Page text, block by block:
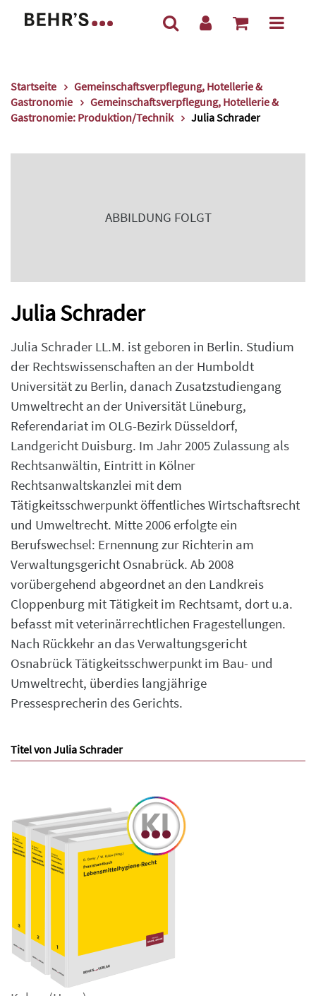
Startseite
Gemeinschaftsverpflegung, Hotellerie &
Gastronomie
Gemeinschaftsverpflegung, Hotellerie &
Gastronomie: Produktion/Technik
Julia Schrader
ABBILDUNG FOLGT
Julia Schrader
Julia Schrader LL.M. ist geboren in Berlin. Studium
der Rechtswissenschaften an der Humboldt
Universität zu Berlin, danach Zusatzstudiengang
Umweltrecht an der Universität Lüneburg,
Referendariat im OLG-Bezirk Düsseldorf,
Landgericht Duisburg. Im Jahr 2005 Zulassung als
Rechtsanwältin, Eintritt in Kölner
Rechtsanwaltskanzlei mit dem
Tätigkeitsschwerpunkt öffentliches Wirtschaftsrecht
und Umweltrecht. Mitte 2006 erfolgte ein
Berufswechsel: Ernennung zur Richterin am
Verwaltungsgericht Osnabrück. Ab 2008
vorübergehend abgeordnet an den Landkreis
Cloppenburg mit Tätigkeit im Rechtsamt, dort u.a.
befasst mit veterinärrechtlichen Fragestellungen.
Nach Rückkehr an das Verwaltungsgericht
Osnabrück Tätigkeitsschwerpunkt im Bau- und
Umweltrecht, überdies langjährige
Pressesprecherin des Gerichts.
Titel von Julia Schrader